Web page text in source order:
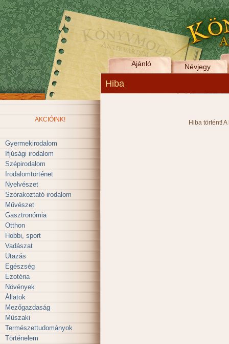
Ajánló Névjegy
Hiba
AKCIÓINK!
Gyermekirodalom
Ifjúsági irodalom
Szépirodalom
Irodalomtörténet
Nyelvészet
Szórakoztató irodalom
Művészet
Gasztronómia
Otthon
Hobbi, sport
Vadászat
Utazás
Egészség
Ezotéria
Növények
Állatok
Mezőgazdaság
Műszaki
Természettudományok
Történelem
Hiba történt!